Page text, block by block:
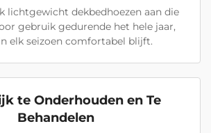
lichtgewicht dekbedhoezen aan die
gebruik gedurende het hele jaar,
elk seizoen comfortabel blijft.
te Onderhouden en Te
Behandelen